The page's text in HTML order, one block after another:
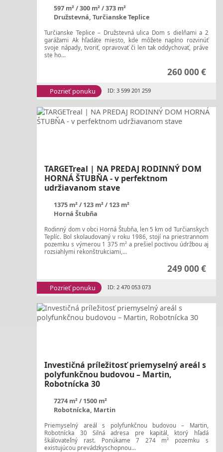
597 m² 300 m²
373 m²
Družstevná, Turčianske Teplice
Turčianske Teplice – Družstevná ulica Dom s dielňami a 2
garážami Ak hľadáte miesto, kde môžete naplno rozvinúť
svoje nápady, tvoriť, opravovať či len tak oddychovať, práve
ste ho...
260 000 €
Pozrieť ponuku ID: 3 599 201 259
TARGETreal | NA PREDAJ RODINNÝ DOM
HORNÁ ŠTUBŇA - v perfektnom
udržiavanom stave
1375 m² 123 m²
123 m²
Horná Štubňa
Rodinný dom v obci Horná Štubňa, len 5 km od Turčianskych
Teplíc. Bol skolaudovaný v roku 1986, stojí na priestrannom
pozemku s výmerou 1 375 m² a prešiel poctivou údržbou aj
rozsiahlymi rekonštrukciami,...
249 000 €
Pozrieť ponuku ID: 2 470 053 073
Investičná príležitosť priemyselný areál s
polyfunkčnou budovou – Martin,
Robotnícka 30
7274 m²
1500 m²
Robotnícka, Martin
Priemyselný areál s polyfunkčnou budovou – Martin,
Robotnícka 30 Silná adresa pre kapitál, ktorý hľadá
škálovateľný rast. Ponúkame 7 274 m² pozemku s
existujúcou prevádzkyschopnou...